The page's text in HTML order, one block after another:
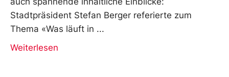
Stadtpräsident Stefan Berger referierte zum
Thema «Was läuft in
Weiterlesen